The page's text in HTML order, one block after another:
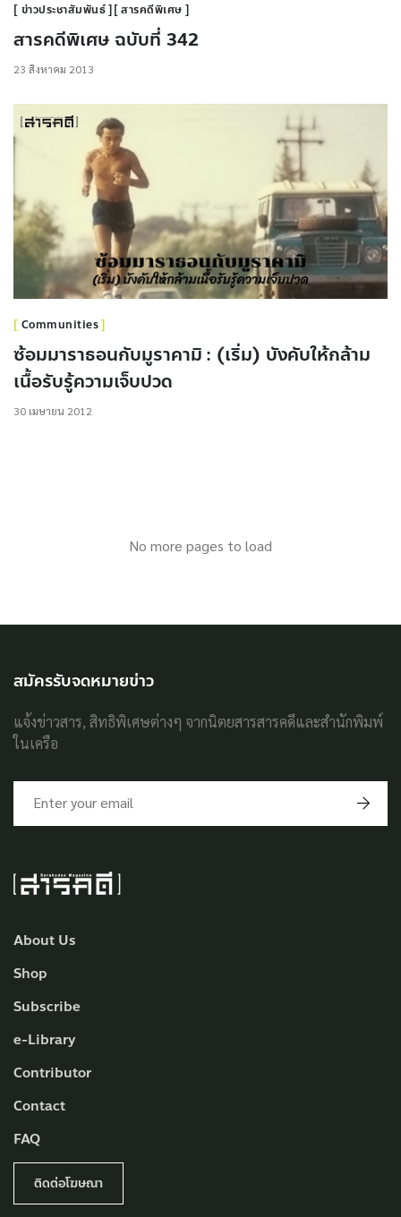
ข่าวประชาสัมพันธ์ สารคดีพิเศษ
สารคดีพิเศษ ฉบับที่ 342
23 สิงหาคม 2013
Communities
ซ้อมมาราธอนกับมูราคามิ : (เริ่ม) บังคับให้กล้าม
เนื้อรับรู้ความเจ็บปวด
30 เมษายน 2012
No more pages to load
About Us
Shop
Subscribe
e-Library
Contributor
Contact
FAQ
ติดต่อโฆษณา
สมัครรับจดหมายข่าว
แจ้งข่าวสาร, สิทธิพิเศษต่างๆ จากนิตยสารสารคดีและสำนักพิมพ์
ในเครือ